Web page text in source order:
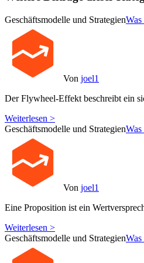
Geschäftsmodelle und Strategien
Von joel1
Der Flywheel-Effekt beschreibt ein
Weiterlesen >
Geschäftsmodelle und Strategien
Von joel1
Eine Proposition ist ein
Weiterlesen >
Geschäftsmodelle und Strategien